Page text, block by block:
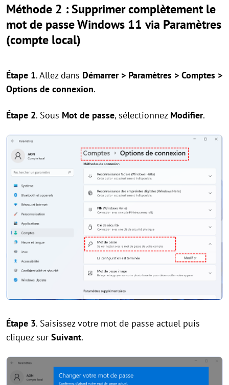
Méthode 2 : Supprimer complètement le
mot de passe Windows 11 via Paramètres
(compte local)
Étape 1. Allez dans Démarrer > Paramètres > Comptes >
Options de connexion.
Étape 2. Sous Mot de passe, sélectionnez Modifier.
Étape 3. Saisissez votre mot de passe actuel puis
cliquez sur Suivant.